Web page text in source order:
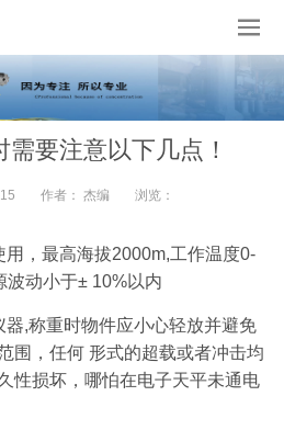
要注意以下几点！
作者： 杰编 浏览：
用，最高海拔2000m,工作温度0-
动小于± 10%以内
器,称重时物件应小心轻放并避免
围，任何 形式的超载或者冲击均
性损坏，哪怕在电子天平未通电